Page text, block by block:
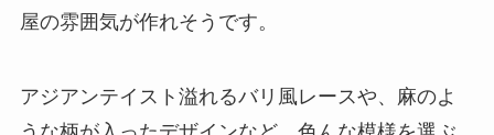
屋の雰囲気が作れそうです。
アジアンテイスト溢れるバリ風レースや、麻のよ